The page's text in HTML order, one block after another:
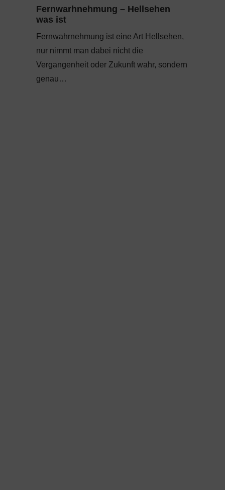
Fernwarhnehmung – Hellsehen
was ist
Fernwahrnehmung ist eine Art Hellsehen,
nur nimmt man dabei nicht die
Vergangenheit oder Zukunft wahr, sondern
genau…